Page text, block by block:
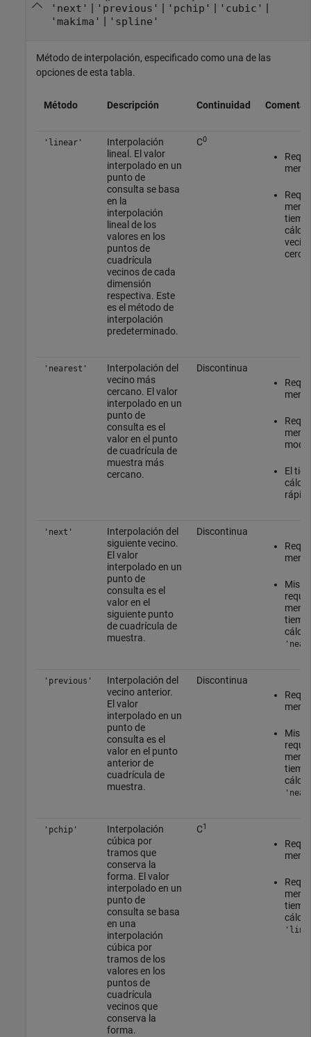
'next' | 'previous' | 'pchip' | 'cubic' |
'makima' | 'spline'
Método de interpolación, especificado como una de las
opciones de esta tabla.
Método Descripción Continuidad
'linear'
Interpolación
lineal. El valor
interpolado en un
punto de
consulta se basa
en la
interpolación
lineal de los
valores en los
puntos de
cuadrícula
vecinos de cada
dimensión
respectiva. Este
es el método de
interpolación
predeterminado.
C0
'nearest'
Interpolación del
vecino más
cercano. El valor
interpolado en un
punto de
consulta es el
valor en el punto
de cuadrícula de
muestra más
cercano.
Discontinua
El
'next'
Interpolación del
siguiente vecino.
El valor
interpolado en un
punto de
consulta es el
valor en el
siguiente punto
de cuadrícula de
muestra.
Discontinua
'previous'
Interpolación del
vecino anterior.
El valor
interpolado en un
punto de
consulta es el
valor en el punto
anterior de
cuadrícula de
muestra.
Discontinua
'pchip'
Interpolación
cúbica por
tramos que
conserva la
forma. El valor
interpolado en un
punto de
consulta se basa
en una
interpolación
cúbica por
tramos de los
valores en los
puntos de
cuadrícula
vecinos que
conserva la
forma.
C1